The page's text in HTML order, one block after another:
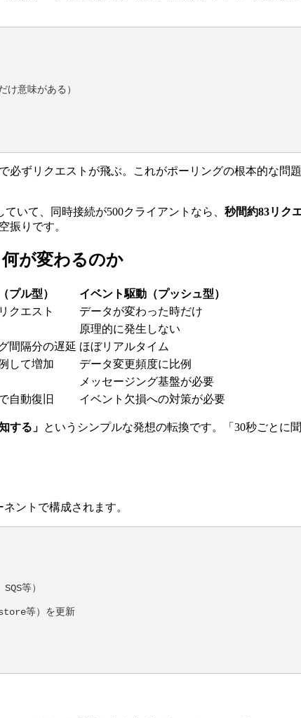
意味がある）
必ずリクエストが飛ぶ。これがポーリングの根本的な問
いて、同時接続が500クライアントなら、 秒間約83リク
振りです。
が変わるのか
プル型）
イベント駆動（プッシュ型）
クエスト
データが変わった時だけ
原理的に発生しない
間隔分の遅延 ほぼリアルタイム
して増加
データ変更頻度に比例
メッセージング基盤が必要
自動復旧 イベント欠損への対策が必要
する」 というシンプルな発想の転換です。「30秒ごとに
ントで構成されます。
等）
等）を更新